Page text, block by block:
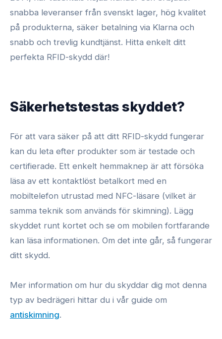
snabba leveranser från svenskt lager, hög kvalitet
på produkterna, säker betalning via Klarna och
snabb och trevlig kundtjänst. Hitta enkelt ditt
perfekta RFID-skydd där!
Säkerhetstestas skyddet?
För att vara säker på att ditt RFID-skydd fungerar
kan du leta efter produkter som är testade och
certifierade. Ett enkelt hemmaknep är att försöka
läsa av ett kontaktlöst betalkort med en
mobiltelefon utrustad med NFC-läsare (vilket är
samma teknik som används för skimning). Lägg
skyddet runt kortet och se om mobilen fortfarande
kan läsa informationen. Om det inte går, så fungerar
ditt skydd.
Mer information om hur du skyddar dig mot denna
typ av bedrägeri hittar du i vår guide om
antiskimning.